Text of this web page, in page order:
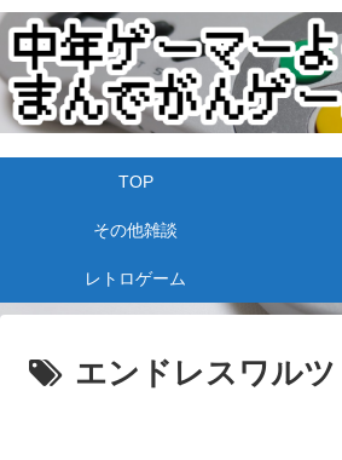
TOP
その他雑談
レトロゲーム
エンドレスワルツ